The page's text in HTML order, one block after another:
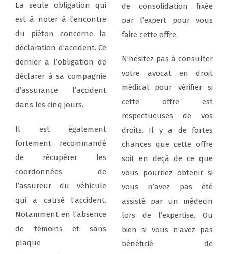
La seule obligation qui
est à noter à l’encontre
du piéton concerne la
déclaration d’accident. Ce
dernier a l’obligation de
déclarer à sa compagnie
d’assurance l’accident
dans les cinq jours.
Il est également
fortement recommandé
de récupérer les
coordonnées de
l’assureur du véhicule
qui a causé l’accident.
Notamment en l’absence
de témoins et sans
plaque
de consolidation fixée
par l’expert pour vous
faire cette offre.
N’hésitez pas à consulter
votre avocat en droit
médical pour vérifier si
cette offre est
respectueuses de vos
droits. Il y a de fortes
chances que cette offre
soit en deçà de ce que
vous pourriez obtenir si
vous n’avez pas été
assisté par un médecin
lors de l’expertise. Ou
bien si vous n’avez pas
bénéficié de